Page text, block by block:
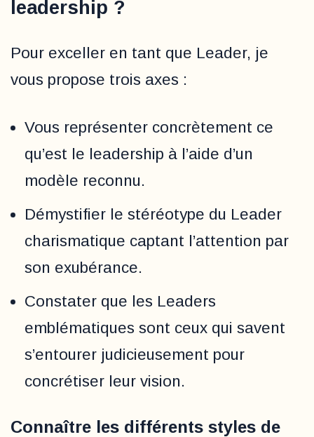
leadership ?
Pour exceller en tant que Leader, je
vous propose trois axes :
Vous représenter concrètement ce
qu’est le leadership à l’aide d’un
modèle reconnu.
Démystifier le stéréotype du Leader
charismatique captant l’attention par
son exubérance.
Constater que les Leaders
emblématiques sont ceux qui savent
s’entourer judicieusement pour
concrétiser leur vision.
Connaître les différents styles de